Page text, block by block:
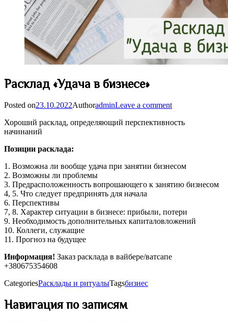
Расклад «Удача в бизнесе»
Posted on23.10.2022AuthoradminLeave a comment
Хороший расклад, определяющий перспективность
начинаний
Позиции расклада:
1. Возможна ли вообще удача при занятии бизнесом
2. Возможны ли проблемы
3. Предрасположенность вопрошающего к занятию бизнесом
4, 5. Что следует предпринять для начала
6. Перспективы
7, 8. Характер ситуации в бизнесе: прибыли, потери
9. Необходимость дополнительных капиталовложений
10. Коллеги, служащие
11. Прогноз на будущее
Информация! Заказ расклада в вайбере/ватсапе
+380675354608
CategoriesРасклады и ритуалыTagsбизнес
Навигация по записям